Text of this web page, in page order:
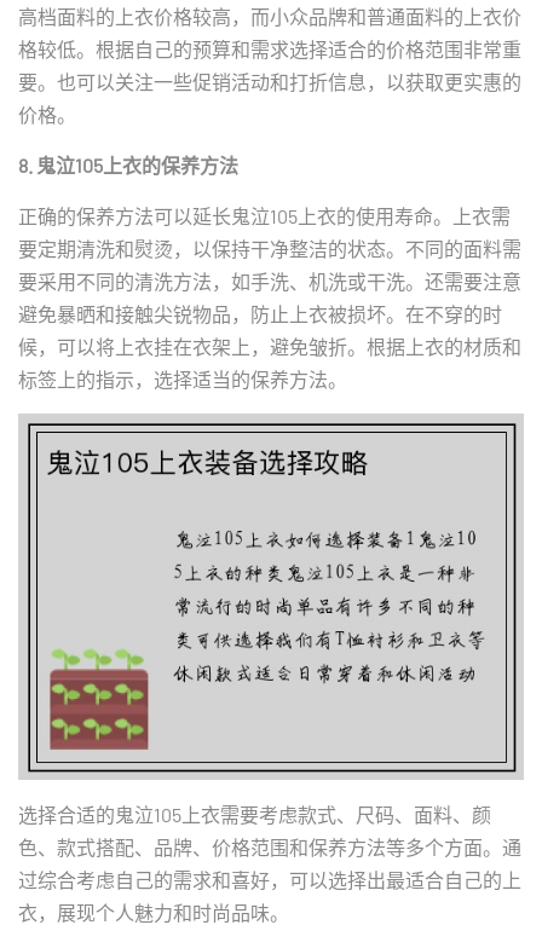
高档面料的上衣价格较高，而小众品牌和普通面料的上衣价
格较低。根据自己的预算和需求选择适合的价格范围非常重
要。也可以关注一些促销活动和打折信息，以获取更实惠的
价格。
8. 鬼泣105上衣的保养方法
正确的保养方法可以延长鬼泣105上衣的使用寿命。上衣需
要定期清洗和熨烫，以保持干净整洁的状态。不同的面料需
要采用不同的清洗方法，如手洗、机洗或干洗。还需要注意
避免暴晒和接触尖锐物品，防止上衣被损坏。在不穿的时
候，可以将上衣挂在衣架上，避免皱折。根据上衣的材质和
标签上的指示，选择适当的保养方法。
选择合适的鬼泣105上衣需要考虑款式、尺码、面料、颜
色、款式搭配、品牌、价格范围和保养方法等多个方面。通
过综合考虑自己的需求和喜好，可以选择出最适合自己的上
衣，展现个人魅力和时尚品味。